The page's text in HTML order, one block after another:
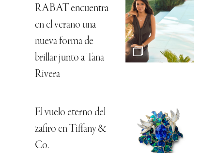
RABAT encuentra
en el verano una
nueva forma de
brillar junto a Tana
Rivera
El vuelo eterno del
zafiro en Tiffany &
Co.